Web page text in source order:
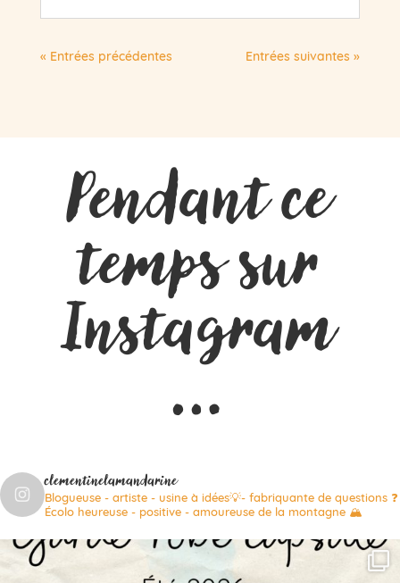
« Entrées précédentes Entrées suivantes »
Pendant ce
temps sur
Instagram
…
clementinelamandarine
Blogueuse - artiste - usine à idées💡- fabriquante de questions ❓
Écolo heureuse - positive - amoureuse de la montagne 🏔️